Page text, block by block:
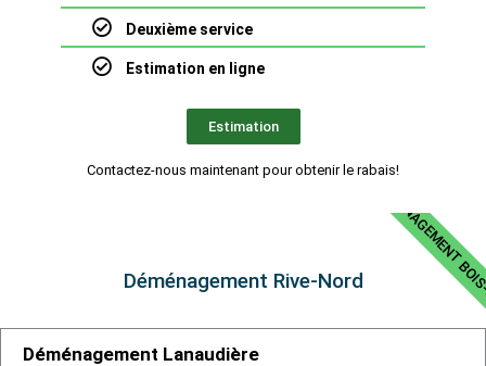
Deuxième service
Estimation en ligne
Estimation
Contactez-nous maintenant pour obtenir le rabais!
PRIX
Déménagement Rive-Nord
Déménagement Lanaudière